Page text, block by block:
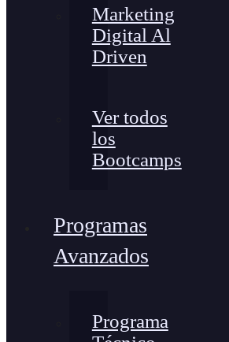
Marketing
Digital Al
Driven
Ver todos
los
Bootcamps
Programas
Avanzados
Programa